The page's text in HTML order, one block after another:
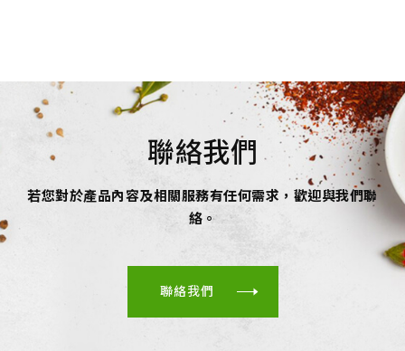
聯絡我們
若您對於產品內容及相關服務有任何需求，歡迎與我們聯
絡。
聯絡我們